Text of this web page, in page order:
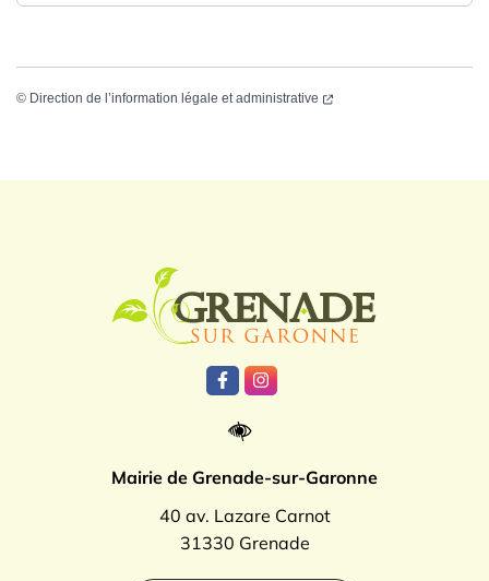
© Direction de l’information légale et administrative
Lien vers le compte Facebook
Lien vers le compte
Mairie de Grenade-sur-Garonne
40 av. Lazare Carnot
31330 Grenade